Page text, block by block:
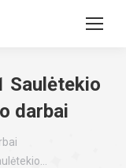
Saulėtekio
darbai